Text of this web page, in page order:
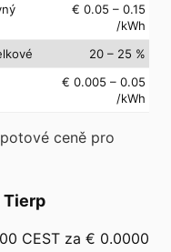
€ 0.05 – 0.15
/kWh
20 – 25 %
€ 0.005 – 0.05
/kWh
ceně pro
Tierp
CEST za € 0.0000